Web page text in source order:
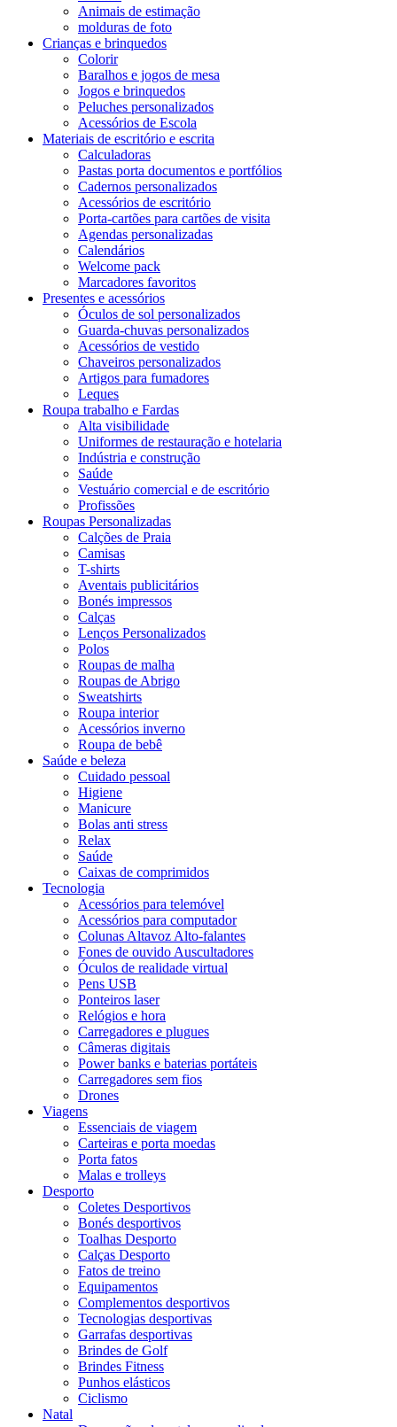
Animais de estimação
molduras de foto
Crianças e brinquedos
Colorir
Baralhos e jogos de mesa
Jogos e brinquedos
Peluches personalizados
Acessórios de Escola
Materiais de escritório e escrita
Calculadoras
Pastas porta documentos e portfólios
Cadernos personalizados
Acessórios de escritório
Porta-cartões para cartões de visita
Agendas personalizadas
Calendários
Welcome pack
Marcadores favoritos
Presentes e acessórios
Óculos de sol personalizados
Guarda-chuvas personalizados
Acessórios de vestido
Chaveiros personalizados
Artigos para fumadores
Leques
Roupa trabalho e Fardas
Alta visibilidade
Uniformes de restauração e hotelaria
Indústria e construção
Saúde
Vestuário comercial e de escritório
Profissões
Roupas Personalizadas
Calções de Praia
Camisas
T-shirts
Aventais publicitários
Bonés impressos
Calças
Lenços Personalizados
Polos
Roupas de malha
Roupas de Abrigo
Sweatshirts
Roupa interior
Acessórios inverno
Roupa de bebê
Saúde e beleza
Cuidado pessoal
Higiene
Manicure
Bolas anti stress
Relax
Saúde
Caixas de comprimidos
Tecnologia
Acessórios para telemóvel
Acessórios para computador
Colunas Altavoz Alto-falantes
Fones de ouvido Auscultadores
Óculos de realidade virtual
Pens USB
Ponteiros laser
Relógios e hora
Carregadores e plugues
Câmeras digitais
Power banks e baterias portáteis
Carregadores sem fios
Drones
Viagens
Essenciais de viagem
Carteiras e porta moedas
Porta fatos
Malas e trolleys
Desporto
Coletes Desportivos
Bonés desportivos
Toalhas Desporto
Calças Desporto
Fatos de treino
Equipamentos
Complementos desportivos
Tecnologias desportivas
Garrafas desportivas
Brindes de Golf
Brindes Fitness
Punhos elásticos
Ciclismo
Natal